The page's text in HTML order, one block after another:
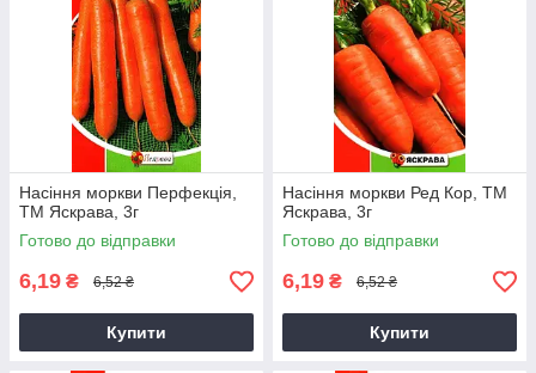
Насіння моркви Перфекцiя,
ТМ Яскрава, 3г
Готово до відправки
6,19 ₴ 6,52 ₴
Купити
Насіння моркви Ред Кор, ТМ
Яскрава, 3г
Готово до відправки
6,19 ₴ 6,52 ₴
Купити